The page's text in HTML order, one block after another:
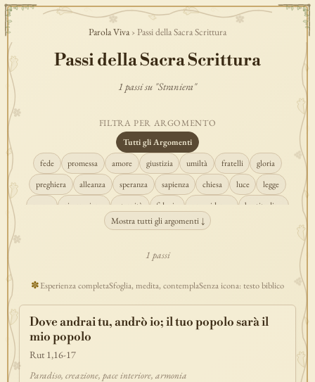
Parola Viva › Passi della Sacra Scrittura
Passi della Sacra Scrittura
1 passi su "Straniera"
FILTRA PER ARGOMENTO
Tutti gli Argomenti
fede
promessa amore giustizia umiltà fratelli
gloria
preghiera
alleanza speranza sapienza chiesa luce
legge
risurrezione eternità fiducia provvidenza
beatitudine
creazione spirito fedeltà perdono
gioia
carità cristo prudenza maria libertà
salvezza
discepolato
teofania forza
benedizione
incarnazione
natale epifania signoria
Mostra tutti gli argomenti ↓
1 passi
✽Esperienza completaSfoglia, medita, contemplaSenza icona: testo biblico
Dove andrai tu, andrò io; il tuo popolo sarà il
mio popolo
Rut 1,16-17
Paradiso, creazione, pace interiore, armonia